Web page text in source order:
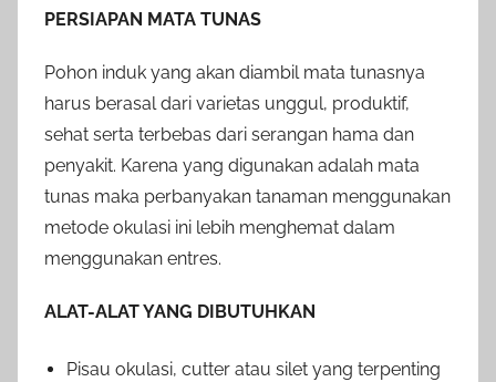
PERSIAPAN MATA TUNAS
Pohon induk yang akan diambil mata tunasnya
harus berasal dari varietas unggul, produktif,
sehat serta terbebas dari serangan hama dan
penyakit. Karena yang digunakan adalah mata
tunas maka perbanyakan tanaman menggunakan
metode okulasi ini lebih menghemat dalam
menggunakan entres.
ALAT-ALAT YANG DIBUTUHKAN
Pisau okulasi, cutter atau silet yang terpenting